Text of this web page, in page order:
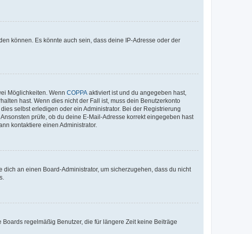
können. Es könnte auch sein, dass deine IP-Adresse oder der
Möglichkeiten. Wenn COPPA aktiviert ist und du angegeben hast,
hast. Wenn dies nicht der Fall ist, muss dein Benutzerkonto
selbst erledigen oder ein Administrator. Bei der Registrierung
prüfe, ob du deine E-Mail-Adresse korrekt eingegeben hast
kontaktiere einen Administrator.
an einen Board-Administrator, um sicherzugehen, dass du nicht
regelmäßig Benutzer, die für längere Zeit keine Beiträge